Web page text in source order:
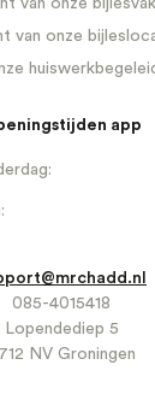
van onze
van onze
app
085-4015418
Lopendediep 5
NV Groningen